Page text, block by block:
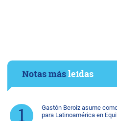
Notas másleídas
Gastón Beroiz asume
para Latinoamérica en